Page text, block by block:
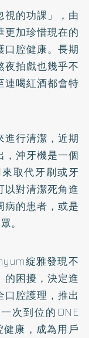
視的功課」，由
更加珍惜現在的
口腔健康。長期
夜拍戲也幾乎不
連喝紅酒都會特
進行清潔，近期
，沖牙機是一個
取代牙刷或牙
以對清潔死角進
病的患者，或是
。
綻雅發現不
的困擾，決定進
腔護理，推出
次到位的ONE
康，成為用戶